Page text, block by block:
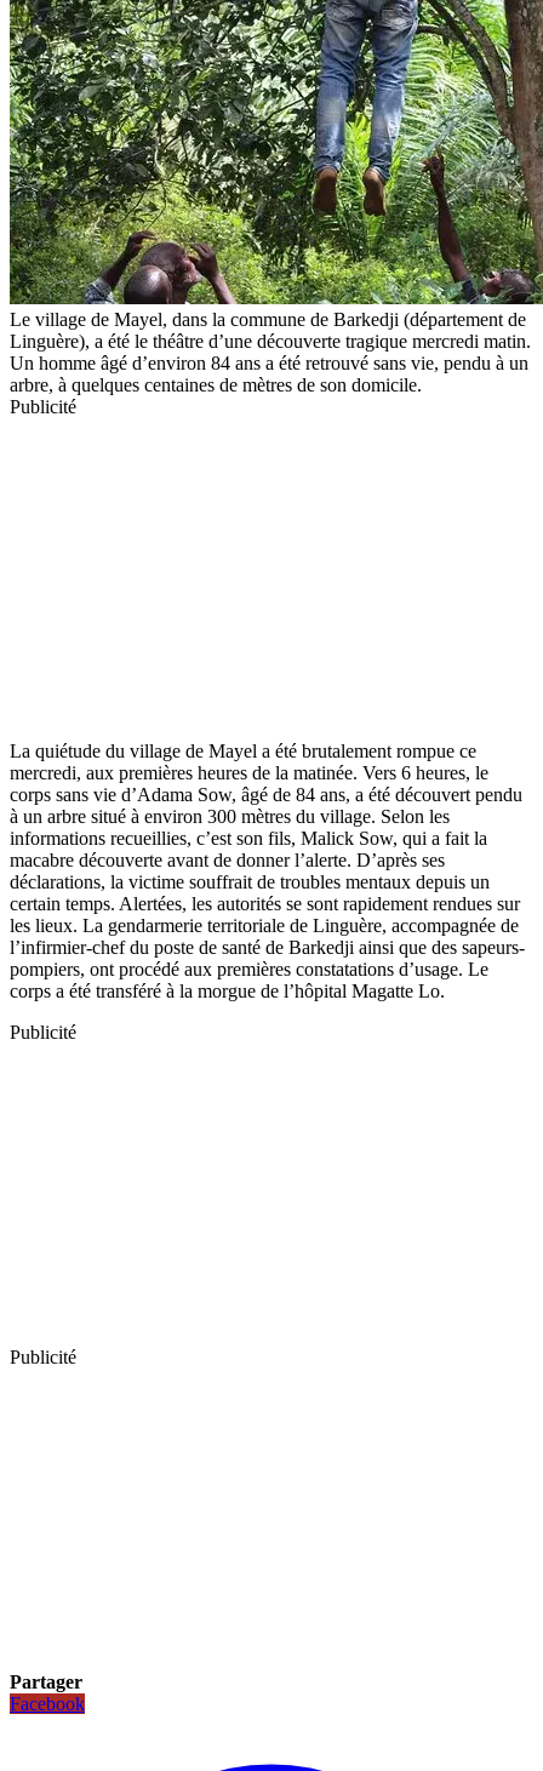
Le village de Mayel, dans la commune de Barkedji (département de
Linguère), a été le théâtre d’une découverte tragique mercredi matin.
Un homme âgé d’environ 84 ans a été retrouvé sans vie, pendu à un
arbre, à quelques centaines de mètres de son domicile.
Publicité
La quiétude du village de Mayel a été brutalement rompue ce
mercredi, aux premières heures de la matinée. Vers 6 heures, le
corps sans vie d’Adama Sow, âgé de 84 ans, a été découvert pendu
à un arbre situé à environ 300 mètres du village. Selon les
informations recueillies, c’est son fils, Malick Sow, qui a fait la
macabre découverte avant de donner l’alerte. D’après ses
déclarations, la victime souffrait de troubles mentaux depuis un
certain temps. Alertées, les autorités se sont rapidement rendues sur
les lieux. La gendarmerie territoriale de Linguère, accompagnée de
l’infirmier-chef du poste de santé de Barkedji ainsi que des sapeurs-
pompiers, ont procédé aux premières constatations d’usage. Le
corps a été transféré à la morgue de l’hôpital Magatte Lo.
Publicité
Publicité
Partager
Facebook